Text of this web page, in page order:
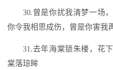
30.曾是你扰我清梦一场
你令我相思成伤，曾是你害我
31.去年海棠锁朱楼，花
棠落琼眸